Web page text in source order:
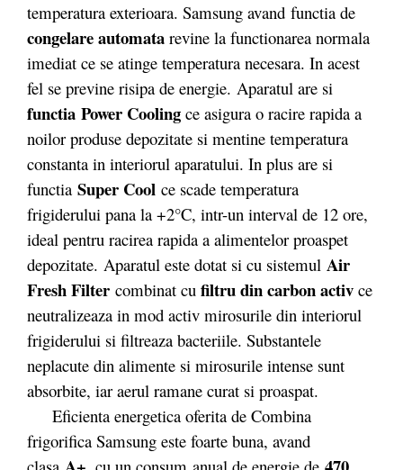
temperatura exterioara. Samsung avand functia de
congelare automata revine la functionarea normala
imediat ce se atinge temperatura necesara. In acest
fel se previne risipa de energie. Aparatul are si
functia Power Cooling ce asigura o racire rapida a
noilor produse depozitate si mentine temperatura
constanta in interiorul aparatului. In plus are si
functia Super Cool ce scade temperatura
frigiderului pana la +2°C, intr-un interval de 12 ore,
ideal pentru racirea rapida a alimentelor proaspet
depozitate. Aparatul este dotat si cu sistemul Air
Fresh Filter combinat cu filtru din carbon activ ce
neutralizeaza in mod activ mirosurile din interiorul
frigiderului si filtreaza bacteriile. Substantele
neplacute din alimente si mirosurile intense sunt
absorbite, iar aerul ramane curat si proaspat.
Eficienta energetica oferita de Combina
frigorifica Samsung este foarte buna, avand